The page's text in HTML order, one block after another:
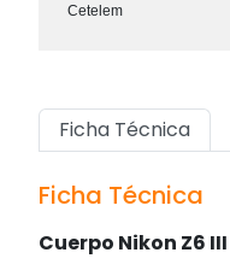
Cetelem
Ficha Técnica
Ficha Técnica
Cuerpo Nikon Z6 III